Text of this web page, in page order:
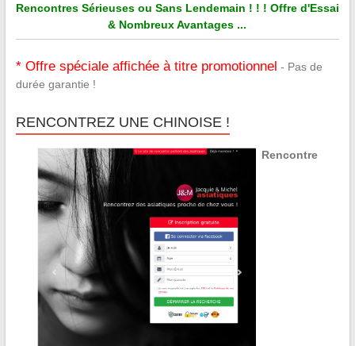
Rencontres Sérieuses ou Sans Lendemain ! ! ! Offre d'Essai
& Nombreux Avantages ...
* Offre spéciale affichée à titre promotionnel - Pas de
durée garantie !
RENCONTREZ UNE CHINOISE !
Rencontre